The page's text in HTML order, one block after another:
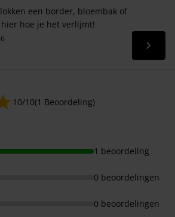
een border, bloembak of
hoe je het verlijmt!
Lees
10/10(1 Beoordeling)
1 beoordeling
0 beoordelingen
0 beoordelingen